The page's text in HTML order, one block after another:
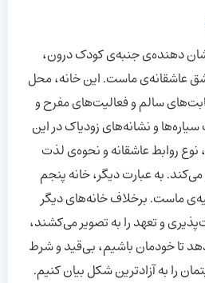
دهنده‌ی جنبه‌ی کودک درون،
عاشقانه‌ی ماست. این خانه، محل
سالم و فعالیت‌های مفرح و
و نشانه‌های زودیاک در این
روابط عاشقانه و نحوه‌ی لذت
به عبارت دیگر، خانه پنجم
ماست. برخلاف خانه‌های دیگر
و تعهد را به تصویر می‌کشند،
تا خودمان باشیم، بی‌قید و شرط
را به آزادترین شکل بیان کنیم.